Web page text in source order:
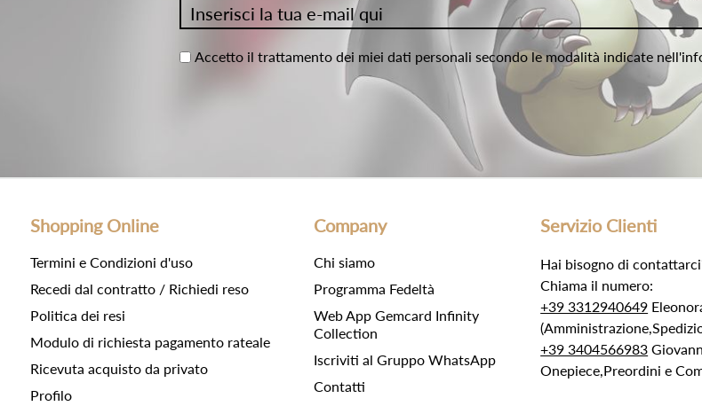
Accetto il trattamento dei miei dati personali secondo le modalità indicate
Shopping Online
Termini e Condizioni d'uso
Recedi dal contratto / Richiedi reso
Politica dei resi
Modulo di richiesta pagamento rateale
Ricevuta acquisto da privato
Profilo
Company
Chi siamo
Programma Fedeltà
Web App Gemcard Infinity
Collection
Iscriviti al Gruppo WhatsApp
Contatti
Servizio Clienti
Hai bisogno di
Chiama il numero:
+39 3312940649
+39 3404566983
Onepiece,Preordini e